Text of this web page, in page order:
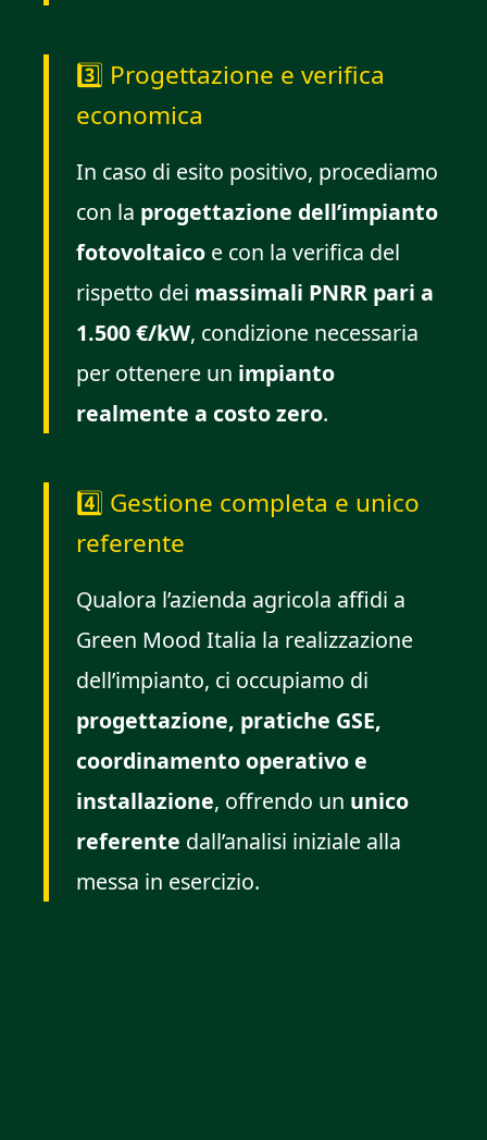
3️⃣ Progettazione e verifica
economica
In caso di esito positivo, procediamo
con la progettazione dell’impianto
fotovoltaico e con la verifica del
rispetto dei massimali PNRR pari a
1.500 €/kW, condizione necessaria
per ottenere un impianto
realmente a costo zero.
4️⃣ Gestione completa e unico
referente
Qualora l’azienda agricola affidi a
Green Mood Italia la realizzazione
dell’impianto, ci occupiamo di
progettazione, pratiche GSE,
coordinamento operativo e
installazione, offrendo un unico
referente dall’analisi iniziale alla
messa in esercizio.